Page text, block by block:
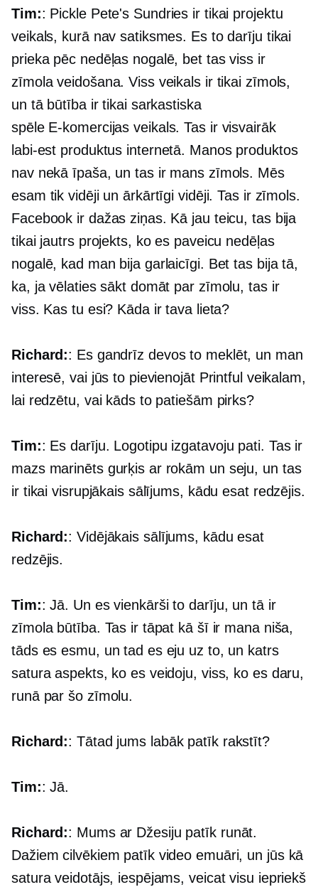
Tim:: Pickle Pete's Sundries ir tikai projektu
veikals, kurā nav satiksmes. Es to darīju tikai
prieka pēc nedēļas nogalē, bet tas viss ir
zīmola veidošana. Viss veikals ir tikai zīmols,
un tā būtība ir tikai sarkastiska
spēle E-komercijas veikals. Tas ir visvairāk
labi-est produktus internetā. Manos produktos
nav nekā īpaša, un tas ir mans zīmols. Mēs
esam tik vidēji un ārkārtīgi vidēji. Tas ir zīmols.
Facebook ir dažas ziņas. Kā jau teicu, tas bija
tikai jautrs projekts, ko es paveicu nedēļas
nogalē, kad man bija garlaicīgi. Bet tas bija tā,
ka, ja vēlaties sākt domāt par zīmolu, tas ir
viss. Kas tu esi? Kāda ir tava lieta?
Richard:: Es gandrīz devos to meklēt, un man
interesē, vai jūs to pievienojāt Printful veikalam,
lai redzētu, vai kāds to patiešām pirks?
Tim:: Es darīju. Logotipu izgatavoju pati. Tas ir
mazs marinēts gurķis ar rokām un seju, un tas
ir tikai visrupjākais sālījums, kādu esat redzējis.
Richard:: Vidējākais sālījums, kādu esat
redzējis.
Tim:: Jā. Un es vienkārši to darīju, un tā ir
zīmola būtība. Tas ir tāpat kā šī ir mana niša,
tāds es esmu, un tad es eju uz to, un katrs
satura aspekts, ko es veidoju, viss, ko es daru,
runā par šo zīmolu.
Richard:: Tātad jums labāk patīk rakstīt?
Tim:: Jā.
Richard:: Mums ar Džesiju patīk runāt.
Dažiem cilvēkiem patīk video emuāri, un jūs kā
satura veidotājs, iespējams, veicat visu iepriekš